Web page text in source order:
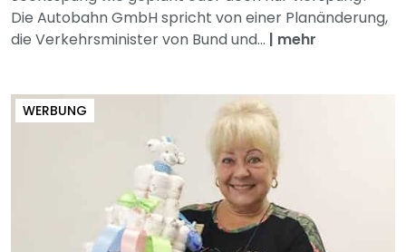
Die Autobahn GmbH spricht von einer Planänderung,
die Verkehrsminister von Bund und... | mehr
WERBUNG